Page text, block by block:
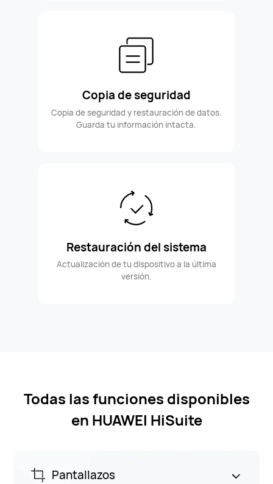
Copia de seguridad
Copia de seguridad y restauración de datos.
Guarda tu información intacta.
Restauración del sistema
Actualización de tu dispositivo a la última
versión.
Todas las funciones disponibles
en HUAWEI HiSuite
Pantallazos